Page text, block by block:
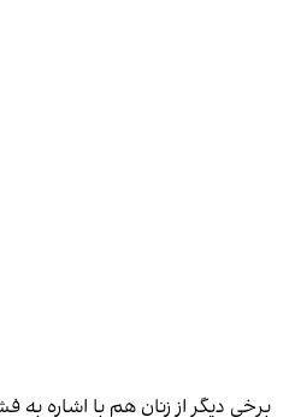
برخی دیگر از زنان هم با اشاره به